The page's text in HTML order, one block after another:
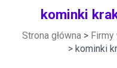
kominki
Strona główna>
> kominki